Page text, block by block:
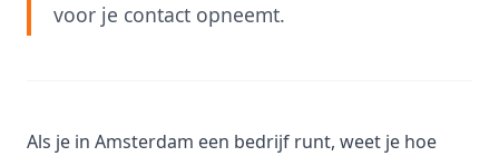
voor je contact opneemt.
Als je in Amsterdam een bedrijf runt, weet je hoe